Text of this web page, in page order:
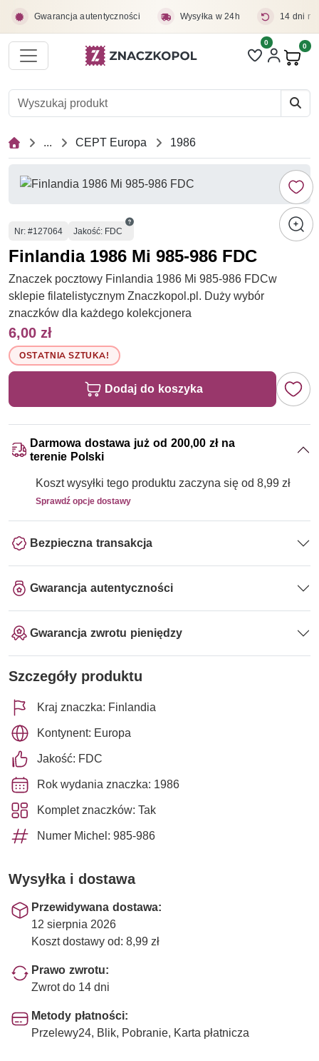
Gwarancja autentyczności Wysyłka w 24h 14 dni
Liczba pozycji
0 0
... CEPT Europa 1986
Numer
Nr: #127064 Jakość: FDC
Finlandia 1986 Mi 985-986 FDC
Znaczek pocztowy Finlandia 1986 Mi 985-986 FDCw
sklepie filatelistycznym Znaczkopol.pl. Duży wybór
znaczków dla każdego kolekcjonera
6,00 zł
OSTATNIA SZTUKA!
Dodaj do koszyka
Darmowa dostawa już od 200,00 zł na
terenie Polski
Koszt wysyłki tego produktu zaczyna się od 8,99 zł
Sprawdź opcje dostawy
Bezpieczna transakcja
Gwarancja autentyczności
Gwarancja zwrotu pieniędzy
Szczegóły produktu
Kraj znaczka: Finlandia
Kontynent: Europa
Jakość: FDC
Rok wydania znaczka: 1986
Komplet znaczków: Tak
Numer Michel: 985-986
Wysyłka i dostawa
Przewidywana dostawa:
12 sierpnia 2026
Koszt dostawy od: 8,99 zł
Prawo zwrotu:
Zwrot do 14 dni
Metody płatności:
Przelewy24, Blik, Pobranie, Karta płatnicza